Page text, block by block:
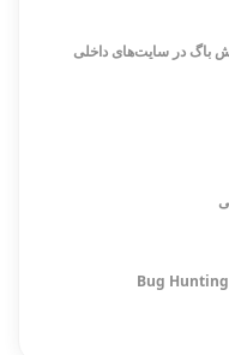
باگ در سایت‌های داخلی